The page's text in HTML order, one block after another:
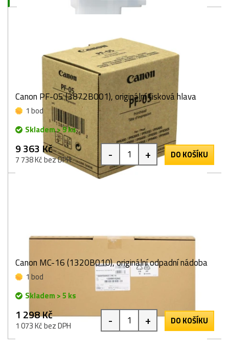
Canon PF-05 (3872B001), originální tisková hlava
1 bod
Skladem > 9 ks
9 363 Kč
7 738 Kč bez DPH - + DO KOŠÍKU
Canon MC-16 (1320B010), originální odpadní nádoba
1 bod
Skladem > 5 ks
1 298 Kč
1 073 Kč bez DPH - + DO KOŠÍKU